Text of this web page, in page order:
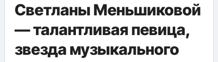
Светланы Меньшиковой
— талантливая певица,
звезда музыкального